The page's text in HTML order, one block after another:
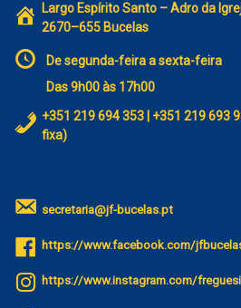
Largo Espírito Santo – Adro da
2670–655 Bucelas
De segunda-feira a sexta-feira
Das 9h00 às 17h00
+351 219 694 353 | +351 219 693
fixa)
secretaria@jf-bucelas.pt
https://www.facebook.com/
https://www.instagram.com/